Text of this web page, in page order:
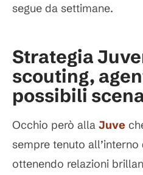
segue da settimane.
Strategia
scouting,
possibili
Occhio però alla Juve
sempre tenuto
ottenendo relazioni